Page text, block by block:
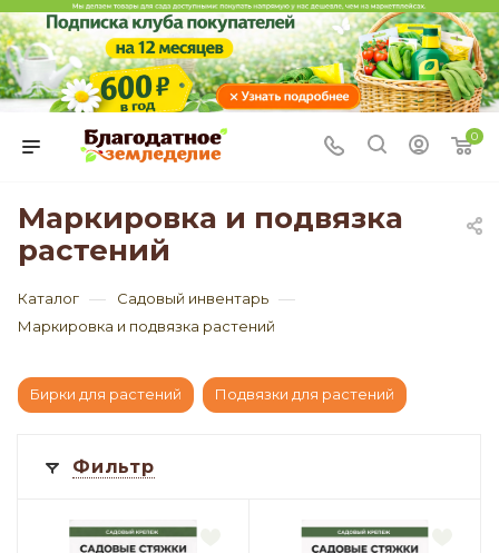
0
Маркировка и подвязка
растений
Каталог — Садовый инвентарь —
Маркировка и подвязка растений
Бирки для растений Подвязки для растений
Фильтр